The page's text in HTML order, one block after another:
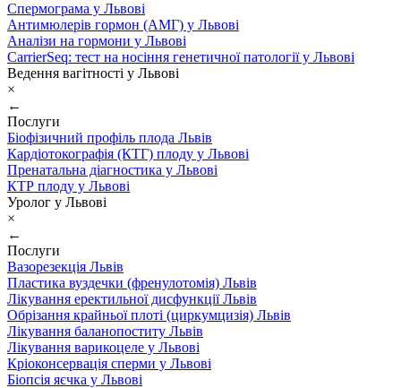
Спермограма у Львові
Антимюлерів гормон (АМГ) у Львові
Аналізи на гормони у Львові
CarrierSeq: тест на носіння генетичної патології у Львові
Ведення вагітності у Львові
×
←
Послуги
Біофізичний профіль плода Львів
Кардіотокографія (КТГ) плоду у Львові
Пренатальна діагностика у Львові
КТР плоду у Львові
Уролог у Львові
×
←
Послуги
Вазорезекція Львів
Пластика вуздечки (френулотомія) Львів
Лікування еректильної дисфункції Львів
Обрізання крайньої плоті (циркумцизія) Львів
Лікування баланопоститу Львів
Лікування варикоцеле у Львові
Кріоконсервація сперми у Львові
Біопсія яєчка у Львові